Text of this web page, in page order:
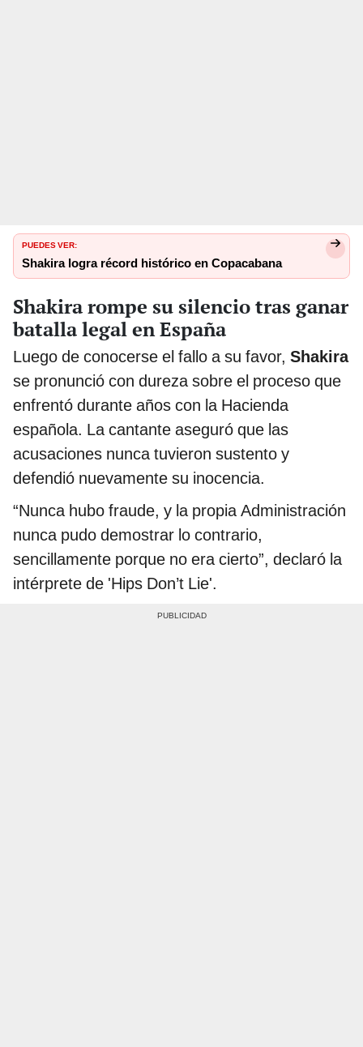
PUEDES VER:
Shakira logra récord histórico en Copacabana
Shakira rompe su silencio tras ganar
batalla legal en España
Luego de conocerse el fallo a su favor, Shakira
se pronunció con dureza sobre el proceso que
enfrentó durante años con la Hacienda
española. La cantante aseguró que las
acusaciones nunca tuvieron sustento y
defendió nuevamente su inocencia.
“Nunca hubo fraude, y la propia Administración
nunca pudo demostrar lo contrario,
sencillamente porque no era cierto”, declaró la
intérprete de 'Hips Don’t Lie'.